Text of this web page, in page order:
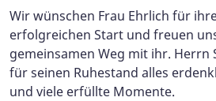
Wir wünschen Frau Ehrlich für
erfolgreichen Start und freuen
gemeinsamen Weg mit ihr. Herrn
für seinen Ruhestand alles
und viele erfüllte Momente.